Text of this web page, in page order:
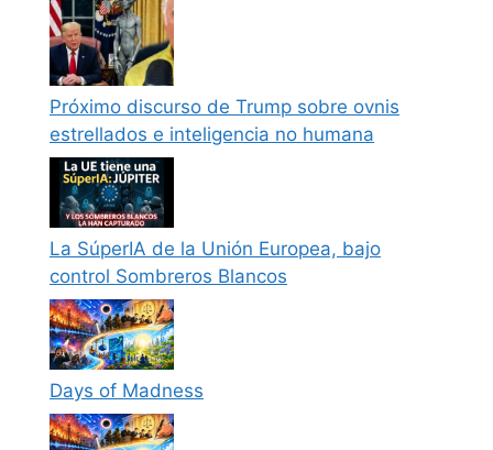
Próximo discurso de Trump sobre ovnis
estrellados e inteligencia no humana
La SúperIA de la Unión Europea, bajo
control Sombreros Blancos
Days of Madness